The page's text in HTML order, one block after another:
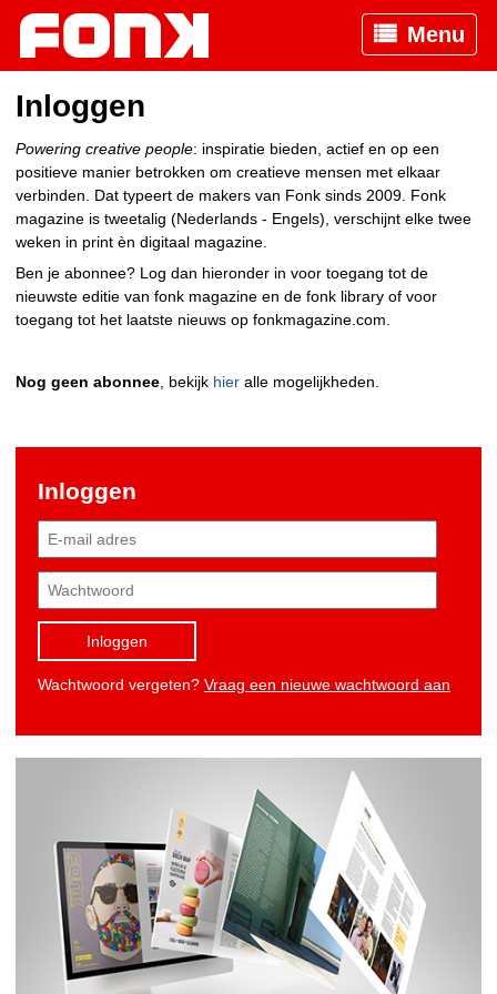
Menu
Inloggen
Powering creative people: inspiratie bieden, actief en op een
positieve manier betrokken om creatieve mensen met elkaar
verbinden. Dat typeert de makers van Fonk sinds 2009. Fonk
magazine is tweetalig (Nederlands - Engels), verschijnt elke twee
weken in print èn digitaal magazine.
Ben je abonnee? Log dan hieronder in voor toegang tot de
nieuwste editie van fonk magazine en de fonk library of voor
toegang tot het laatste nieuws op fonkmagazine.com.
Nog geen abonnee , bekijk hier alle mogelijkheden.
Inloggen
Inloggen
Wachtwoord vergeten? Vraag een nieuwe wachtwoord aan